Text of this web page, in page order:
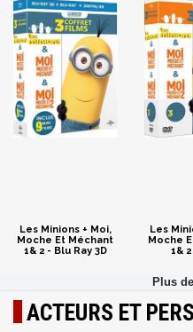
Les Minions + Moi,
Moche Et Méchant
1& 2 - Blu Ray 3D
Les
Moche
1&
ACTEURS ET